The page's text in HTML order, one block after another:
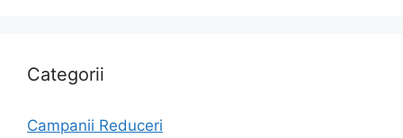
Categorii
Campanii Reduceri